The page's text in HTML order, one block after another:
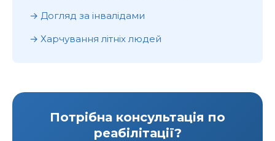
Догляд за інвалідами
Харчування літніх людей
Потрібна консультація по
реабілітації?